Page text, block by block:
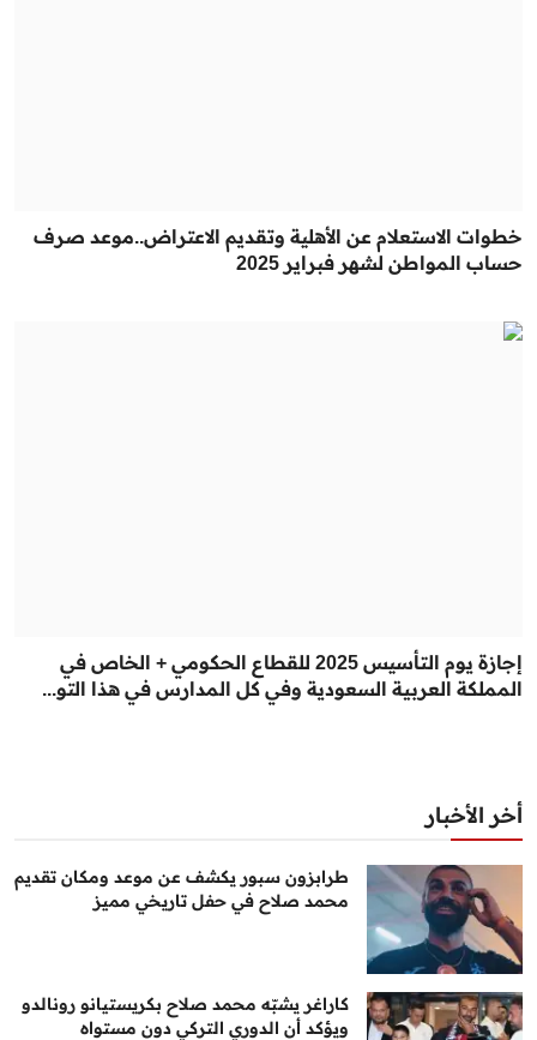
خطوات الاستعلام عن الأهلية وتقديم الاعتراض..موعد صرف
حساب المواطن لشهر فبراير 2025
إجازة يوم التأسيس 2025 للقطاع الحكومي + الخاص في
المملكة العربية السعودية وفي كل المدارس في هذا التو...
أخر الأخبار
طرابزون سبور يكشف عن موعد ومكان تقديم
محمد صلاح في حفل تاريخي مميز
كاراغر يشبّه محمد صلاح بكريستيانو رونالدو
ويؤكد أن الدوري التركي دون مستواه